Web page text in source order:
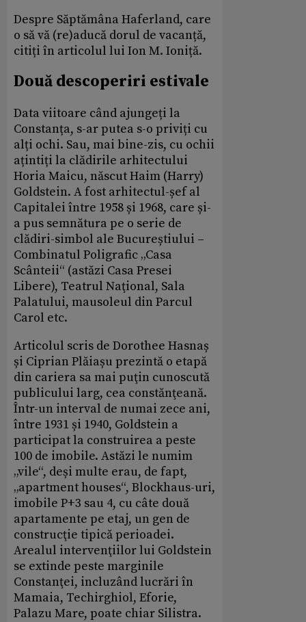
Despre Săptămâna Haferland, care
o să vă (re)aducă dorul de vacanță,
citiți în articolul lui Ion M. Ioniță.
Două descoperiri estivale
Data viitoare când ajungeți la
Constanța, s-ar putea s-o priviți cu
alți ochi. Sau, mai bine-zis, cu ochii
ațintiți la clădirile arhitectului
Horia Maicu, născut Haim (Harry)
Goldstein. A fost arhitectul-șef al
Capitalei între 1958 și 1968, care și-
a pus semnătura pe o serie de
clădiri-simbol ale Bucureștiului –
Combinatul Poligrafic „Casa
Scânteii“ (astăzi Casa Presei
Libere), Teatrul Naţional, Sala
Palatului, mausoleul din Parcul
Carol etc.
Articolul scris de Dorothee Hasnaș
și Ciprian Plăiașu prezintă o etapă
din cariera sa mai puţin cunoscută
publicului larg, cea constănţeană.
Într-un interval de numai zece ani,
între 1931 și 1940, Goldstein a
participat la construirea a peste
100 de imobile. Astăzi le numim
„vile“, deși multe erau, de fapt,
„apartment houses“, Blockhaus-uri,
imobile P+3 sau 4, cu câte două
apartamente pe etaj, un gen de
construcţie tipică perioadei.
Arealul intervenţiilor lui Goldstein
se extinde peste marginile
Constanţei, incluzând lucrări în
Mamaia, Techirghiol, Eforie,
Palazu Mare, poate chiar Silistra.